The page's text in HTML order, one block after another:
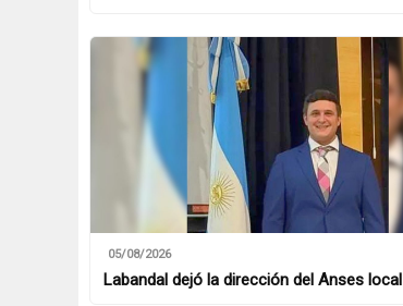
05/08/2026
Labandal dejó la dirección del Anses local